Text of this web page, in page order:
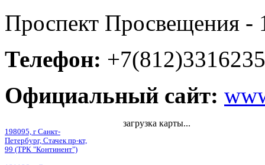
Проспект Просвещения -
Телефон: +7(812)3316235
Официальный сайт:
198095, г Санкт-
Петербург, Стачек пр-кт,
99 (ТРК "Континент")
загрузка карты...